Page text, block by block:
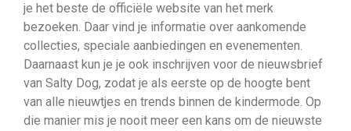
je het beste de officiële website van het merk
bezoeken. Daar vind je informatie over aankomende
collecties, speciale aanbiedingen en evenementen.
Daarnaast kun je je ook inschrijven voor de nieuwsbrief
van Salty Dog, zodat je als eerste op de hoogte bent
van alle nieuwtjes en trends binnen de kindermode. Op
die manier mis je nooit meer een kans om de nieuwste